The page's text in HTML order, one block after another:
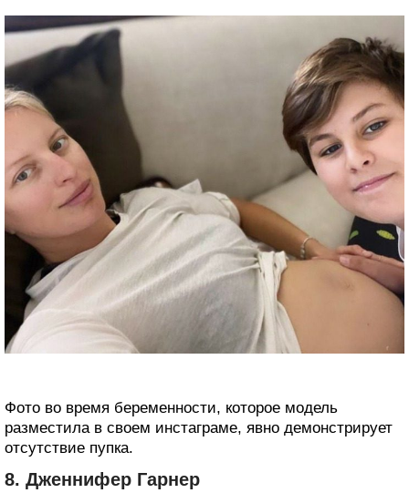
Фото во время беременности, которое модель
разместила в своем инстаграме, явно демонстрирует
отсутствие пупка.
8. Дженнифер Гарнер